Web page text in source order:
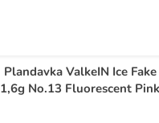
Plandavka ValkeIN Ice Fake
1,6g No.13 Fluorescent Pink